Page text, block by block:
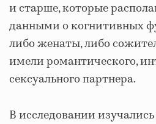
и старше, которые
данными о когнитивных
либо женаты, либо
имели романтического,
сексуального партнера.
В исследовании